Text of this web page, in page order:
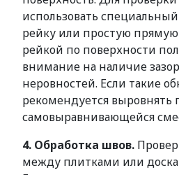
использовать
рейку или простую
рейкой по поверхности
внимание на наличие
неровностей. Если такие
рекомендуется
самовыравнивающейся
4. Обработка швов.
между плитками или